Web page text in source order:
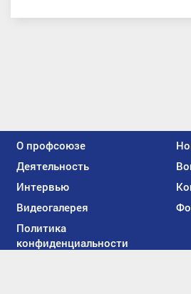
О профсоюзе
Деятельность
Интервью
Видеогалерея
Политика
конфиденциальности